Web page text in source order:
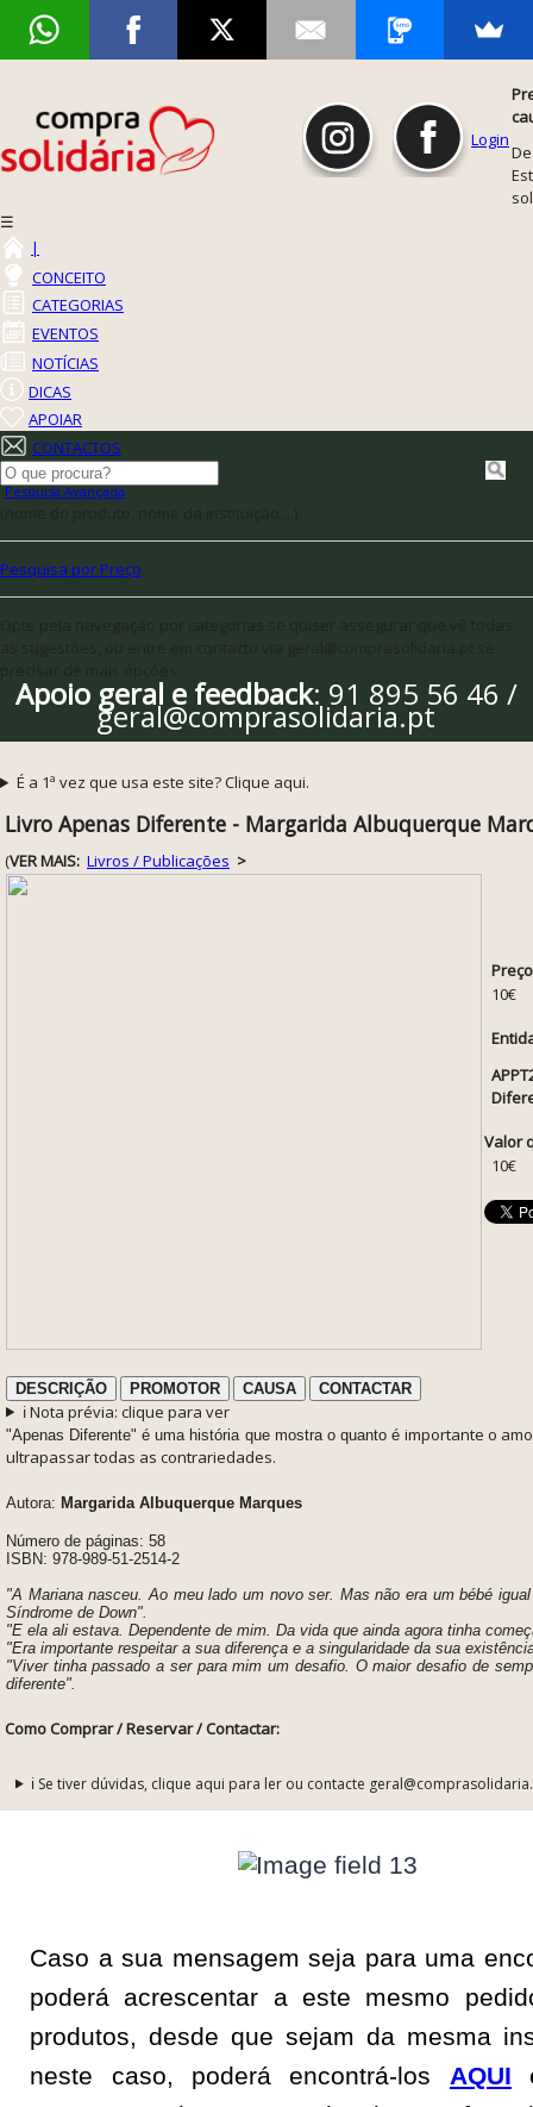
Login
☰
|
CONCEITO
CATEGORIAS
EVENTOS
NOTÍCIAS
DICAS
APOIAR
CONTACTOS
Pesquisa Avançada
Pesquisa por Preço
Apoio geral e feedback: 91 895 56 46 /
geral@comprasolidaria.pt
É a 1ª vez que usa este site? Clique aqui.
Livro Apenas Diferente - Margarida Albuquerque
(VER MAIS: Livros / Publicações >
10€
Valor
10€
DESCRIÇÃO PROMOTOR CAUSA CONTACTAR
ℹ️ Nota prévia: clique para ver
"Apenas Diferente" é uma história que mostra o quanto éimportante o
ultrapassar todas as contrariedades.
Autora: Margarida Albuquerque Marques
Número de páginas: 58
ISBN: 978-989-51-2514-2
"A Mariana nasceu. Ao meu lado um novo ser. Mas não era um bébé
Síndrome de Down".
"E ela ali estava. Dependente de mim. Da vida que ainda agora tinha
"Era importante respeitar a sua diferença e a singularidade da sua
"Viver tinha passado a ser para mim um desafio. O maior desafio de
diferente".
Como Comprar / Reservar / Contactar:
ℹ️ Se tiver dúvidas, clique aqui para ler ou contacte